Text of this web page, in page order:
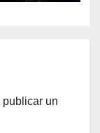
publicar un